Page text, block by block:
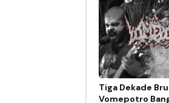
Tiga Dekade
Vomepotro